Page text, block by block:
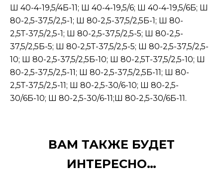
Ш 40-4-19,5/4Б-11; Ш 40-4-19,5/6; Ш 40-4-19,5/6Б; Ш
80-2,5-37,5/2,5-1; Ш 80-2,5-37,5/2,5Б-1; Ш 80-
2,5Т-37,5/2,5-1; Ш 80-2,5-37,5/2,5-5; Ш 80-2,5-
37,5/2,5Б-5; Ш 80-2,5Т-37,5/2,5-5; Ш 80-2,5-37,5/2,5-
10; Ш 80-2,5-37,5/2,5Б-10; Ш 80-2,5Т-37,5/2,5-10; Ш
80-2,5-37,5/2,5-11; Ш 80-2,5-37,5/2,5Б-11; Ш 80-
2,5Т-37,5/2,5-11; Ш 80-2,5-30/6-10; Ш 80-2,5-
30/6Б-10; Ш 80-2,5-30/6-11;Ш 80-2,5-30/6Б-11.
ВАМ ТАКЖЕ БУДЕТ
ИНТЕРЕСНО…